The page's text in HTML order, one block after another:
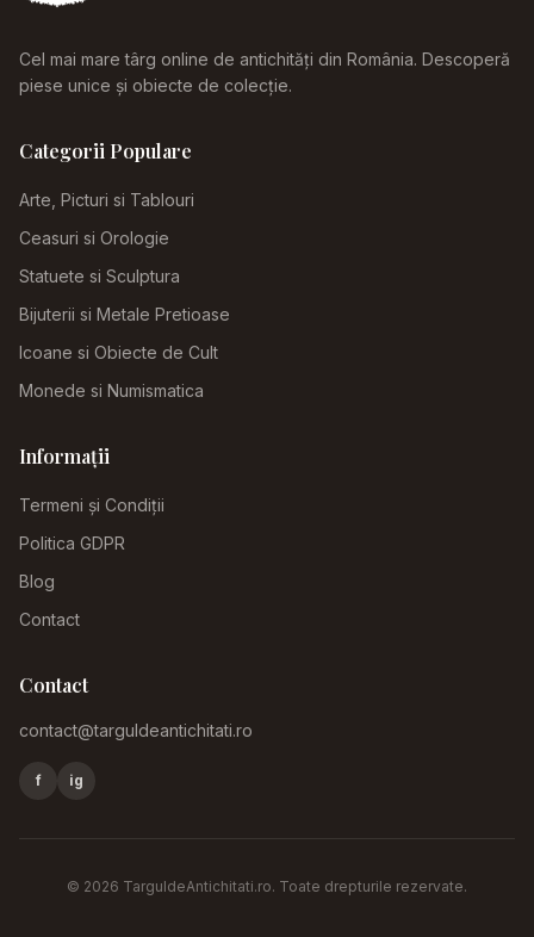
Cel mai mare târg online de antichități din România. Descoperă
piese unice și obiecte de colecție.
Categorii Populare
Arte, Picturi si Tablouri
Ceasuri si Orologie
Statuete si Sculptura
Bijuterii si Metale Pretioase
Icoane si Obiecte de Cult
Monede si Numismatica
Informații
Termeni și Condiții
Politica GDPR
Blog
Contact
Contact
contact@targuldeantichitati.ro
f ig
© 2026 TarguldeAntichitati.ro. Toate drepturile rezervate.